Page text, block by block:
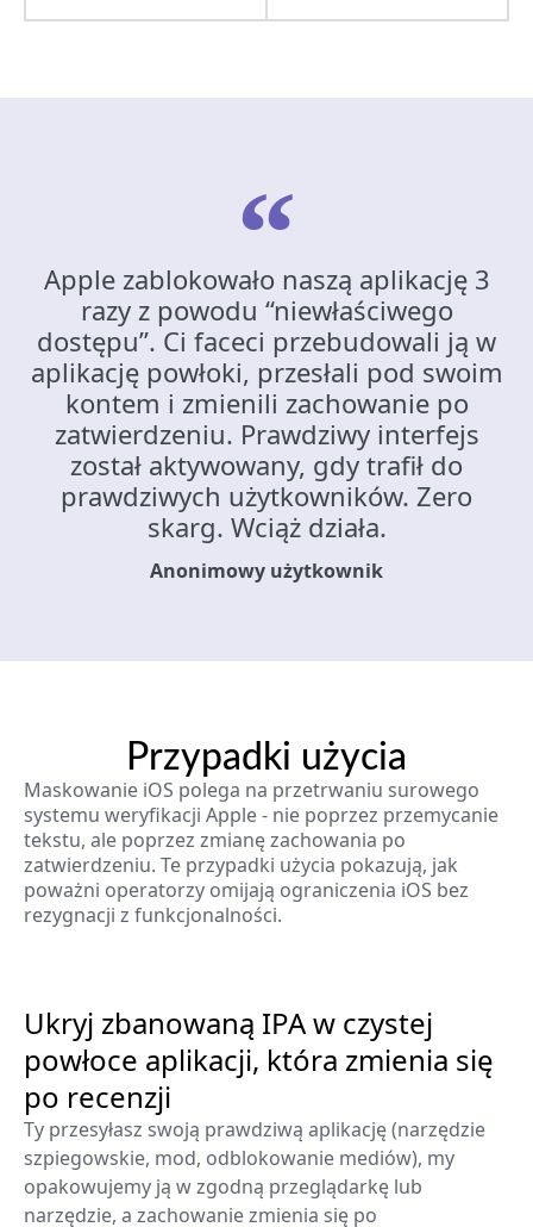
Apple zablokowało naszą aplikację 3
razy z powodu “niewłaściwego
dostępu”. Ci faceci przebudowali ją w
aplikację powłoki, przesłali pod swoim
kontem i zmienili zachowanie po
zatwierdzeniu. Prawdziwy interfejs
został aktywowany, gdy trafił do
prawdziwych użytkowników. Zero
skarg. Wciąż działa.
Anonimowy użytkownik
Przypadki użycia
Maskowanie iOS polega na przetrwaniu surowego
systemu weryfikacji Apple - nie poprzez przemycanie
tekstu, ale poprzez zmianę zachowania po
zatwierdzeniu. Te przypadki użycia pokazują, jak
poważni operatorzy omijają ograniczenia iOS bez
rezygnacji z funkcjonalności.
Ukryj zbanowaną IPA w czystej
powłoce aplikacji, która zmienia się
po recenzji
Ty przesyłasz swoją prawdziwą aplikację (narzędzie
szpiegowskie, mod, odblokowanie mediów), my
opakowujemy ją w zgodną przeglądarkę lub
narzędzie, a zachowanie zmienia się po